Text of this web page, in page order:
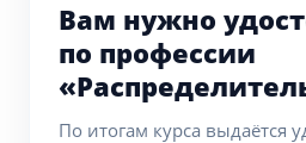
Вам нужно
по профессии
По итогам курса выдаётся